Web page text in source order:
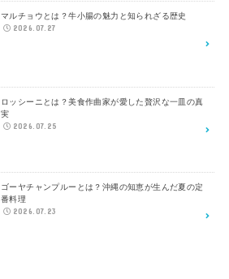
マルチョウとは？牛小腸の魅力と知られざる歴史
2026.07.27
ロッシーニとは？美食作曲家が愛した贅沢な一皿の真
実
2026.07.25
ゴーヤチャンプルーとは？沖縄の知恵が生んだ夏の定
番料理
2026.07.23